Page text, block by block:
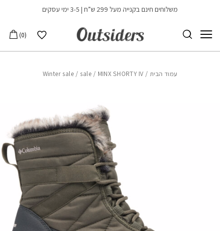
Skip to Contentמשלוחים חינם בקנייה מעל 299 ש”ח | 3-5 ימי עסקים
הרשימה שלי
0
עמוד הבית /
Winter sale / sale / MINX SHORTY IV